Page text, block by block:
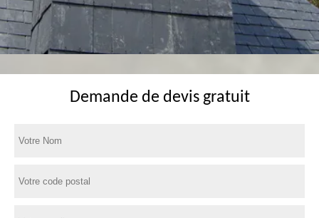
Demande de devis gratuit